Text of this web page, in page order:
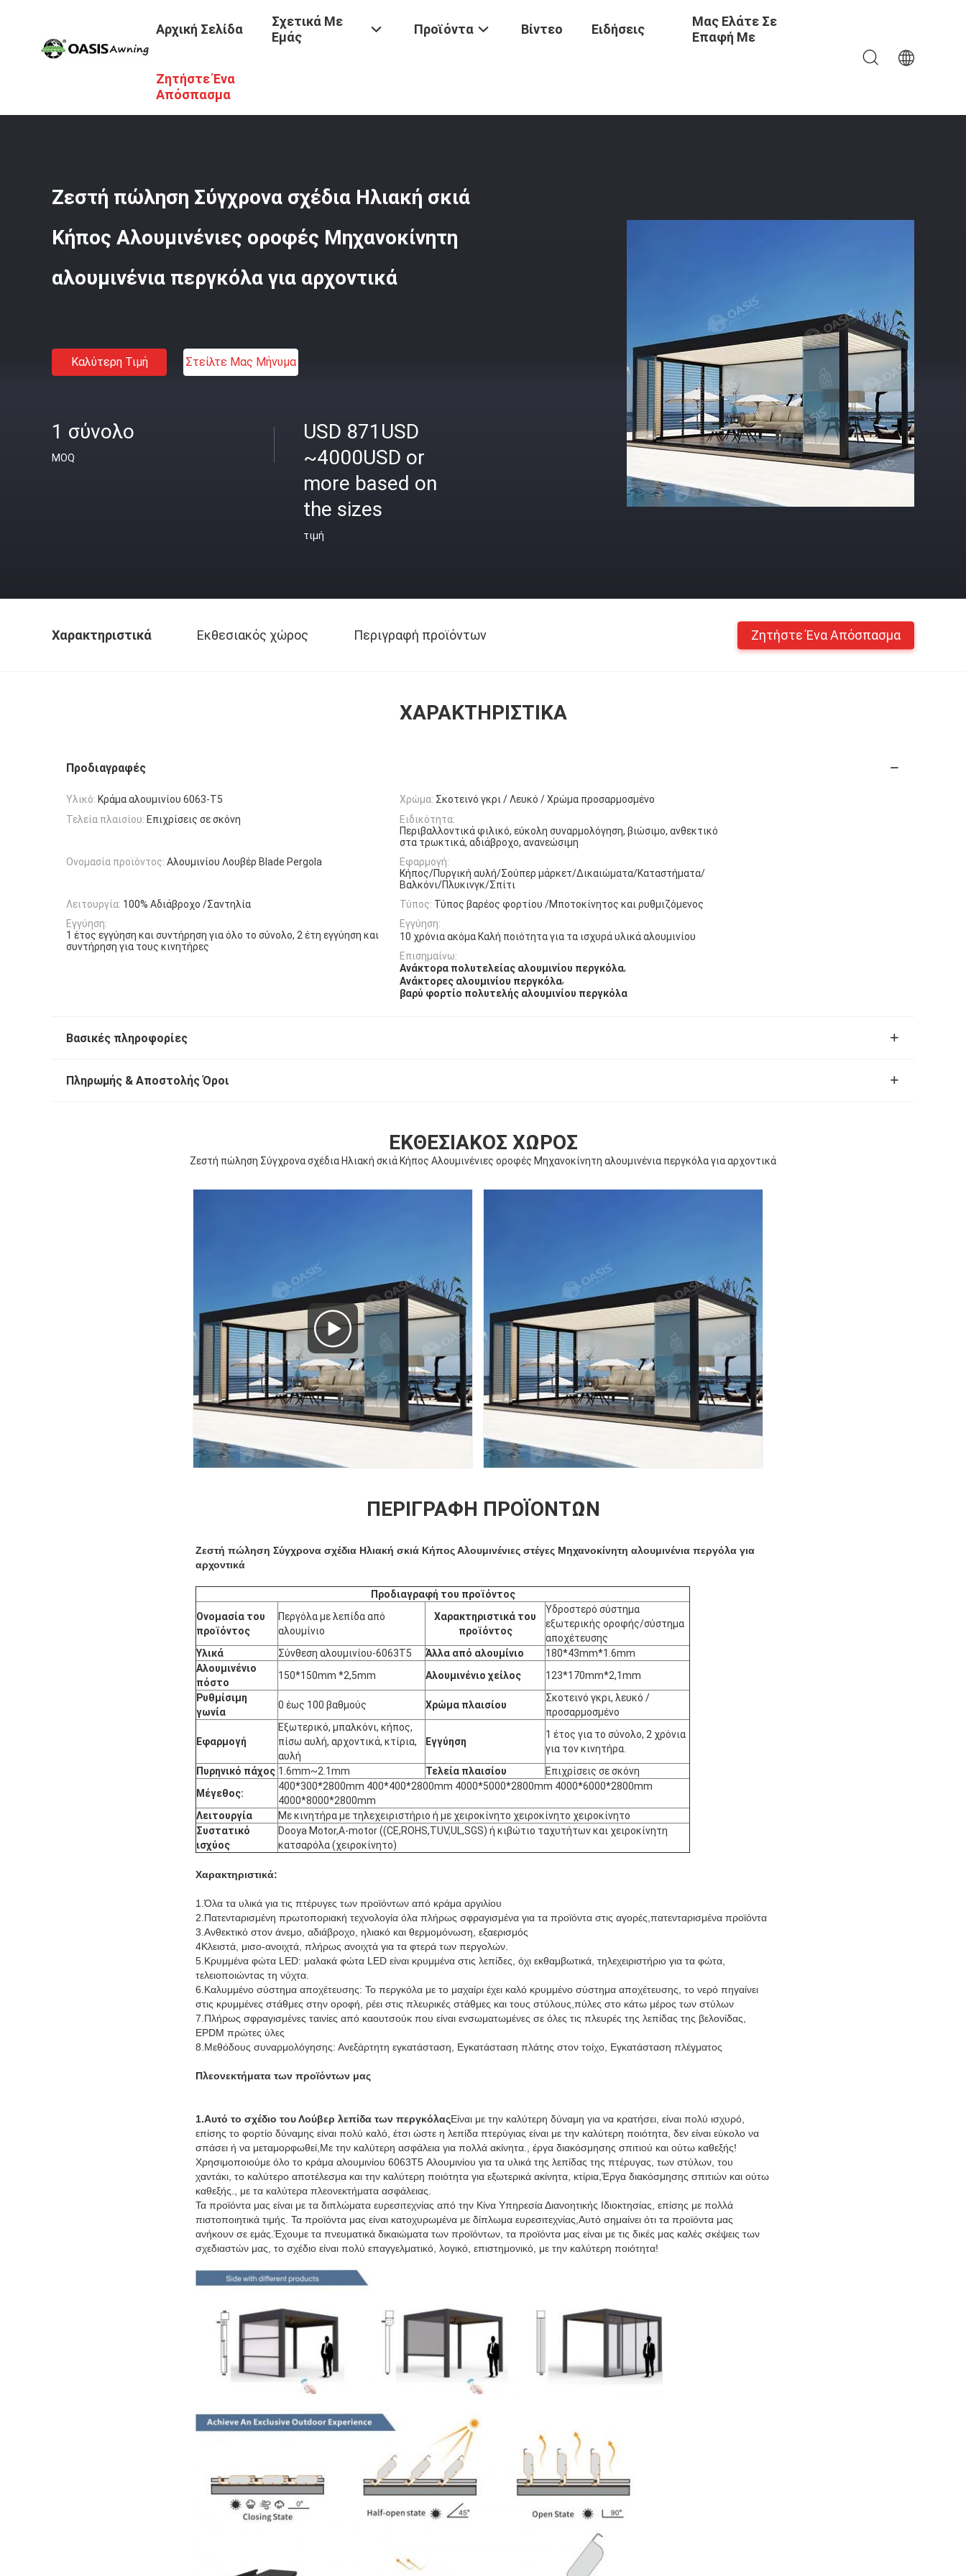
Αρχική Σελίδα
Σχετικά Με
Εμάς
Προϊόντα Βίντεο Ειδήσεις
Μας Ελάτε Σε
Επαφή Με
Ζητήστε Ένα
Απόσπασμα
Προϊόντα / Πέργκολα Louvered Αργιλίου
Ζεστή πώληση Σύγχρονα σχέδια Ηλιακή σκιά
Κήπος Αλουμινένιες οροφές Μηχανοκίνητη
αλουμινένια περγκόλα για αρχοντικά
Καλύτερη Τιμή Στείλτε Μας Μήνυμα
1 σύνολο
MOQ
USD 871USD
~4000USD or
more based on
the sizes
τιμή
Χαρακτηριστικά Εκθεσιακός χώρος Περιγραφή προϊόντων Ζητήστε Ένα Απόσπασμα
ΧΑΡΑΚΤΗΡΙΣΤΙΚΆ
Προδιαγραφές
Υλικό: Κράμα αλουμινίου 6063-T5 Χρώμα: Σκοτεινό γκρι / Λευκό / Χρώμα προσαρμοσμένο
Τελεία πλαισίου: Επιχρίσεις σε σκόνη
Ειδικότητα:
Περιβαλλοντικά φιλικό, εύκολη συναρμολόγηση, βιώσιμο, ανθεκτικό
στα τρωκτικά, αδιάβροχο, ανανεώσιμη
Ονομασία προϊόντος: Αλουμινίου Λουβέρ Blade Pergola
Εφαρμογή:
Κήπος/Πυργική αυλή/Σούπερ μάρκετ/Δικαιώματα/Καταστήματα/
Βαλκόνι/Πλυκινγκ/Σπίτι
Λειτουργία: 100% Αδιάβροχο /Σαντηλία Τύπος: Τύπος βαρέος φορτίου /Μποτοκίνητος και ρυθμιζόμενος
Εγγύηση:
1 έτος εγγύηση και συντήρηση για όλο το σύνολο, 2 έτη εγγύηση και
συντήρηση για τους κινητήρες
Εγγύηση:
10 χρόνια ακόμα Καλή ποιότητα για τα ισχυρά υλικά αλουμινίου
Επισημαίνω:
Ανάκτορα πολυτελείας αλουμινίου περγκόλα,
Ανάκτορες αλουμινίου περγκόλα,
βαρύ φορτίο πολυτελής αλουμινίου περγκόλα
Βασικές πληροφορίες
Πληρωμής & Αποστολής Όροι
ΕΚΘΕΣΙΑΚΌΣ ΧΏΡΟΣ
Ζεστή πώληση Σύγχρονα σχέδια Ηλιακή σκιά Κήπος Αλουμινένιες οροφές Μηχανοκίνητη αλουμινένια περγκόλα για αρχοντικά
ΠΕΡΙΓΡΑΦΉ ΠΡΟΪΌΝΤΩΝ
Ζεστή πώληση Σύγχρονα σχέδια Ηλιακή σκιά Κήπος Αλουμινένιες στέγες Μηχανοκίνητη αλουμινένια περγόλα για
αρχοντικά
Προδιαγραφή του προϊόντος
Ονομασία του
προϊόντος
Περγόλα με λεπίδα από
αλουμίνιο
Χαρακτηριστικά του
προϊόντος
Υδροστερό σύστημα
εξωτερικής οροφής/σύστημα
αποχέτευσης
Υλικά
Σύνθεση αλουμινίου-6063T5 Άλλα από αλουμίνιο
180*43mm*1.6mm
Αλουμινένιο
πόστο
150*150mm *2,5mm Αλουμινένιο χείλος
123*170mm*2,1mm
Ρυθμίσιμη
γωνία
0 έως 100 βαθμούς Χρώμα πλαισίου
Σκοτεινό γκρι, λευκό /
προσαρμοσμένο
Εφαρμογή
Εξωτερικό, μπαλκόνι, κήπος,
πίσω αυλή, αρχοντικά, κτίρια,
αυλή
Εγγύηση
1 έτος για το σύνολο, 2 χρόνια
για τον κινητήρα.
Πυρηνικό πάχος 1.6mm~2.1mm Τελεία πλαισίου
Επιχρίσεις σε σκόνη
Μέγεθος:
400*300*2800mm 400*400*2800mm 4000*5000*2800mm 4000*6000*2800mm
4000*8000*2800mm
Λειτουργία
Με κινητήρα με τηλεχειριστήριο ή με χειροκίνητο χειροκίνητο χειροκίνητο
Συστατικό
ισχύος
Dooya Motor,A-motor ((CE,ROHS,TUV,UL,SGS) ή κιβώτιο ταχυτήτων και χειροκίνητη
κατσαρόλα (χειροκίνητο)
Χαρακτηριστικά:
1.Όλα τα υλικά για τις πτέρυγες των προϊόντων από κράμα αργιλίου
2.Πατενταρισμένη πρωτοποριακή τεχνολογία όλα πλήρως σφραγισμένα για τα προϊόντα στις αγορές,πατενταρισμένα προϊόντα
3.Ανθεκτικό στον άνεμο, αδιάβροχο, ηλιακό και θερμομόνωση, εξαερισμός
4Κλειστά, μισο-ανοιχτά, πλήρως ανοιχτά για τα φτερά των περγολών.
5.Κρυμμένα φώτα LED: μαλακά φώτα LED είναι κρυμμένα στις λεπίδες, όχι εκθαμβωτικά, τηλεχειριστήριο για τα φώτα,
τελειοποιώντας τη νύχτα.
6.Καλυμμένο σύστημα αποχέτευσης: Το περγκόλα με το μαχαίρι έχει καλό κρυμμένο σύστημα αποχέτευσης, το νερό πηγαίνει
στις κρυμμένες στάθμες στην οροφή, ρέει στις πλευρικές στάθμες και τους στύλους,πύλες στο κάτω μέρος των στύλων
7.Πλήρως σφραγισμένες ταινίες από καουτσούκ που είναι ενσωματωμένες σε όλες τις πλευρές της λεπίδας της βελονίδας,
EPDM πρώτες ύλες
8.Μεθόδους συναρμολόγησης: Ανεξάρτητη εγκατάσταση, Εγκατάσταση πλάτης στον τοίχο, Εγκατάσταση πλέγματος
Πλεονεκτήματα των προϊόντων μας
1.Αυτό το σχέδιο του Λούβερ λεπίδα των περγκόλαςΕίναι με την καλύτερη δύναμη για να κρατήσει, είναι πολύ ισχυρό,
επίσης το φορτίο δύναμης είναι πολύ καλό, έτσι ώστε η λεπίδα πτερύγιας είναι με την καλύτερη ποιότητα, δεν είναι εύκολο να
σπάσει ή να μεταμορφωθεί,Με την καλύτερη ασφάλεια για πολλά ακίνητα., έργα διακόσμησης σπιτιού και ούτω καθεξής!
Χρησιμοποιούμε όλο το κράμα αλουμινίου 6063T5 Αλουμινίου για τα υλικά της λεπίδας της πτέρυγας, των στύλων, του
χαντάκι, το καλύτερο αποτέλεσμα και την καλύτερη ποιότητα για εξωτερικά ακίνητα, κτίρια,Έργα διακόσμησης σπιτιών και ούτω
καθεξής., με τα καλύτερα πλεονεκτήματα ασφάλειας.
Τα προϊόντα μας είναι με τα διπλώματα ευρεσιτεχνίας από την Κίνα Υπηρεσία Διανοητικής Ιδιοκτησίας, επίσης με πολλά
πιστοποιητικά τιμής. Τα προϊόντα μας είναι κατοχυρωμένα με δίπλωμα ευρεσιτεχνίας,Αυτό σημαίνει ότι τα προϊόντα μας
ανήκουν σε εμάς.Έχουμε τα πνευματικά δικαιώματα των προϊόντων, τα προϊόντα μας είναι με τις δικές μας καλές σκέψεις των
σχεδιαστών μας, το σχέδιο είναι πολύ επαγγελματικό, λογικό, επιστημονικό, με την καλύτερη ποιότητα!